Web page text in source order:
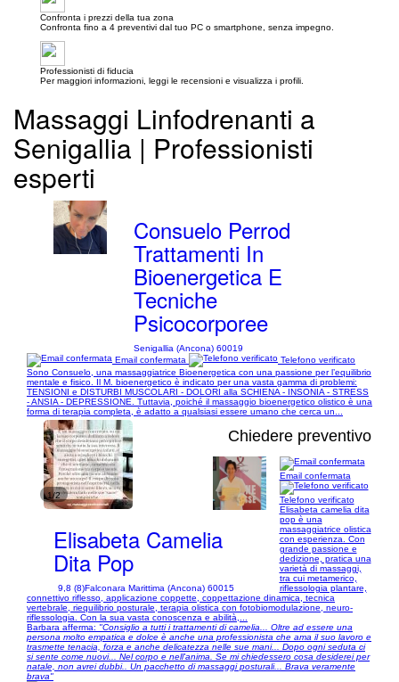
Confronta i prezzi della tua zona
Confronta fino a 4 preventivi dal tuo PC o smartphone, senza impegno.
Professionisti di fiducia
Per maggiori informazioni, leggi le recensioni e visualizza i profili.
Massaggi Linfodrenanti a
Senigallia | Professionisti
esperti
Consuelo Perrod
Trattamenti In
Bioenergetica E
Tecniche
Psicocorporee
Senigallia (Ancona) 60019
Email confermata
Telefono verificato
Sono Consuelo, una massaggiatrice Bioenergetica con una passione per l’equilibrio
mentale e fisico. Il M. bioenergetico è indicato per una vasta gamma di problemi:
TENSIONI e DISTURBI MUSCOLARI - DOLORI alla SCHIENA - INSONIA - STRESS
- ANSIA - DEPRESSIONE. Tuttavia, poiché il massaggio bioenergetico olistico è una
forma di terapia completa, è adatto a qualsiasi essere umano che cerca un...
1/2
Chiedere preventivo
Elisabeta Camelia
Dita Pop
9,8 (8)Falconara Marittima (Ancona) 60015
Email confermata
Telefono verificato
Elisabeta camelia dita
pop è una
massaggiatrice olistica
con esperienza. Con
grande passione e
dedizione, pratica una
varietà di massaggi,
tra cui metamerico,
riflessologia plantare,
connettivo riflesso, applicazione coppette, coppettazione dinamica, tecnica
vertebrale, riequilibrio posturale, terapia olistica con fotobiomodulazione, neuro-
riflessologia. Con la sua vasta conoscenza e abilità,...
Barbara afferma: "Consiglio a tutti i trattamenti di camelia... Oltre ad essere una
persona molto empatica e dolce è anche una professionista che ama il suo lavoro e
trasmette tenacia, forza e anche delicatezza nelle sue mani... Dopo ogni seduta ci
si sente come nuovi... Nel corpo e nell'anima. Se mi chiedessero cosa desiderei per
natale, non avrei dubbi.. Un pacchetto di massaggi posturali... Brava veramente
brava"